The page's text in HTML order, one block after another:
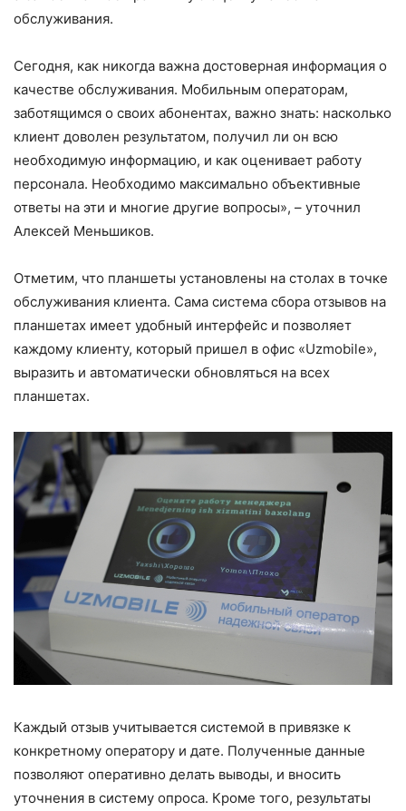
обслуживания.
Сегодня, как никогда важна достоверная информация о
качестве обслуживания. Мобильным операторам,
заботящимся о своих абонентах, важно знать: насколько
клиент доволен результатом, получил ли он всю
необходимую информацию, и как оценивает работу
персонала. Необходимо максимально объективные
ответы на эти и многие другие вопросы», – уточнил
Алексей Меньшиков.
Отметим, что планшеты установлены на столах в точке
обслуживания клиента. Сама система сбора отзывов на
планшетах имеет удобный интерфейс и позволяет
каждому клиенту, который пришел в офис «Uzmobile»,
выразить и автоматически обновляться на всех
планшетах.
Каждый отзыв учитывается системой в привязке к
конкретному оператору и дате. Полученные данные
позволяют оперативно делать выводы, и вносить
уточнения в систему опроса. Кроме того, результаты